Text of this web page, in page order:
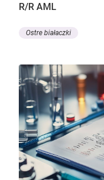
R/R AML
Ostre białaczki